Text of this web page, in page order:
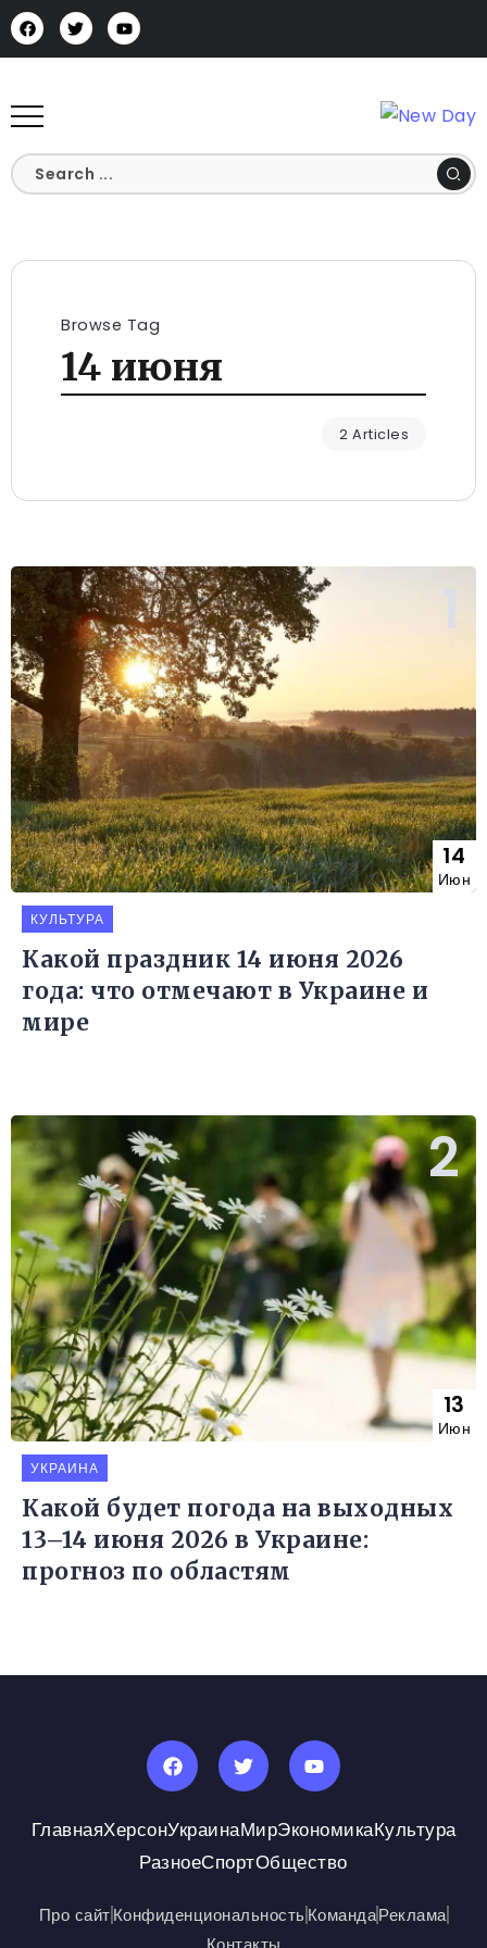
Browse Tag
14 июня
2 Articles
14
Июн
КУЛЬТУРА
Какой праздник 14 июня 2026
года: что отмечают в Украине и
мире
13
Июн
УКРАИНА
Какой будет погода на выходных
13–14 июня 2026 в Украине:
прогноз по областям
ГлавнаяХерсонУкраинаМирЭкономикаКультура
РазноеСпортОбщество
Про сайтКонфиденциональностьКомандаРеклама